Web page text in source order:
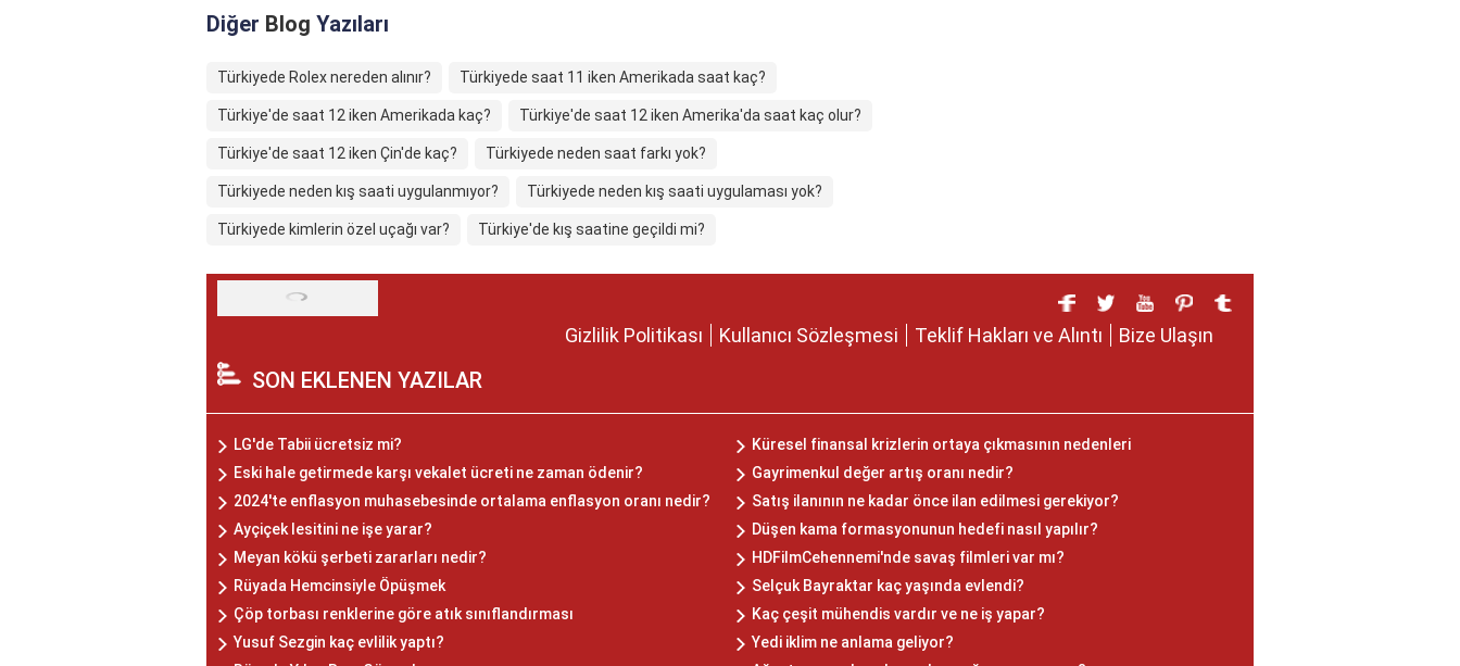
Diğer Blog Yazıları
Türkiyede Rolex nereden alınır? Türkiyede saat 11 iken Amerikada saat kaç?
Türkiye'de saat 12 iken Amerikada kaç? Türkiye'de saat 12 iken Amerika'da saat kaç olur?
Türkiye'de saat 12 iken Çin'de kaç? Türkiyede neden saat farkı yok?
Türkiyede neden kış saati uygulanmıyor? Türkiyede neden kış saati uygulaması yok?
Türkiyede kimlerin özel uçağı var? Türkiye'de kış saatine geçildi mi?
Gizlilik Politikası Kullanıcı Sözleşmesi Teklif Hakları ve Alıntı Bize Ulaşın
SON EKLENEN YAZILAR
LG'de Tabii ücretsiz mi?
Küresel finansal krizlerin ortaya çıkmasının nedenleri
Eski hale getirmede karşı vekalet ücreti ne zaman ödenir?
Gayrimenkul değer artış oranı nedir?
2024'te enflasyon muhasebesinde ortalama enflasyon oranı nedir?
Satış ilanının ne kadar önce ilan edilmesi gerekiyor?
Ayçiçek lesitini ne işe yarar?
Düşen kama formasyonunun hedefi nasıl yapılır?
Meyan kökü şerbeti zararları nedir?
HDFilmCehennemi'nde savaş filmleri var mı?
Rüyada Hemcinsiyle Öpüşmek
Selçuk Bayraktar kaç yaşında evlendi?
Çöp torbası renklerine göre atık sınıflandırması
Kaç çeşit mühendis vardır ve ne iş yapar?
Yusuf Sezgin kaç evlilik yaptı?
Yedi iklim ne anlama geliyor?